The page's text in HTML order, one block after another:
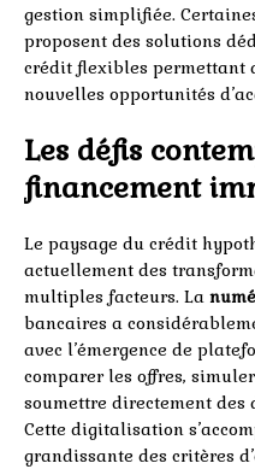
gestion simplifiée.
proposent des solutions
crédit flexibles permettant
nouvelles opportunités
Les défis
financement
Le paysage du crédit
actuellement des
multiples facteurs. La
bancaires a
avec l’émergence de
comparer les offres,
soumettre directement des
Cette digitalisation
grandissante des critères